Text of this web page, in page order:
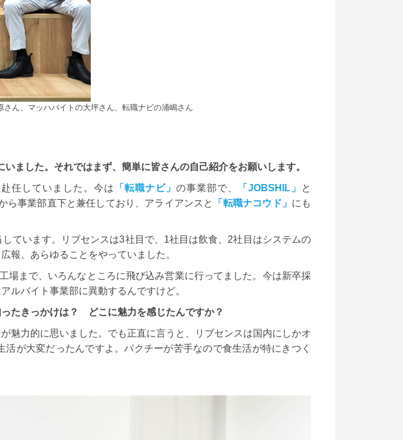
ん、マッハバイトの大坪さん、転職ナビの浦嶋さん
した。それではまず、簡単に皆さんの自己紹介をお願いします。
任していました。今は 「転職ナビ」 の事業部で、 「JOBSHIL」
と
ら事業部直下と兼任しており、アライアンスと 「転職ナコウド」 にも
ています。リブセンスは3社目で、1社目は飲食、2社目はシステムの
報、あらゆることをやっていました。
まで、いろんなところに飛び込み営業に行ってました。今は新卒採
ルバイト事業部に異動するんですけど。
たきっかけは？ どこに魅力を感じたんですか？
魅力的に思いました。でも正直に言うと、リブセンスは国内にしかオ
が大変だったんですよ。パクチーが苦手なので食生活が特にきつく